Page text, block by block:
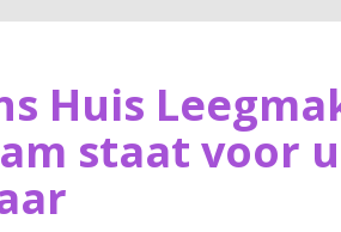
Huis
staat voor u